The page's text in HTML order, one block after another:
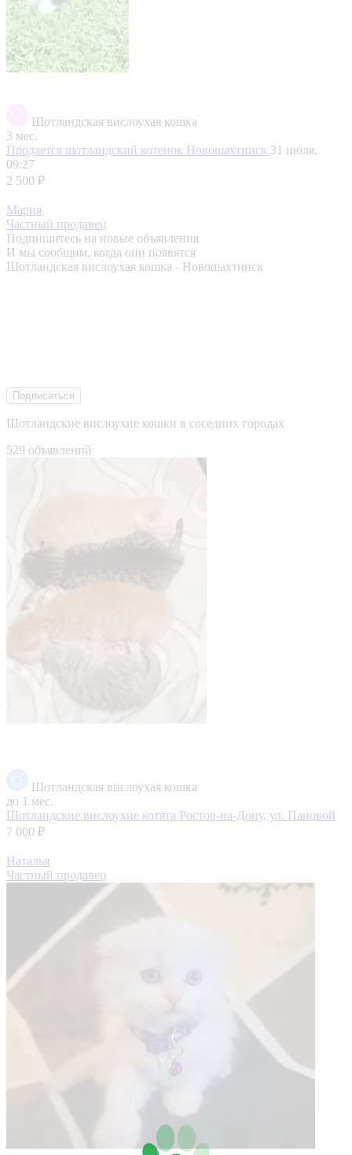
Шотландская вислоухая кошка
3 мес.
Продается шотландский котенок Новошахтинск 31 июля,
09:27
2 500 ₽
Мария
Частный продавец
Подпишитесь на новые объявления
И мы сообщим, когда они появятся
Шотландская вислоухая кошка - Новошахтинск
Подписаться
Шотландские вислоухие кошки в соседних городах
529 объявлений
Шотландская вислоухая кошка
до 1 мес.
Шотландские вислоухие котята Ростов-на-Дону, ул. Пановой
7 000 ₽
Наталья
Частный продавец